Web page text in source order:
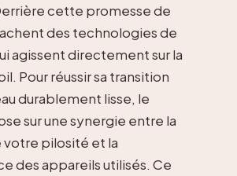
cette promesse de
des technologies de
agissent directement sur la
Pour réussir sa transition
durablement lisse, le
sur une synergie entre la
pilosité et la
des appareils utilisés. Ce